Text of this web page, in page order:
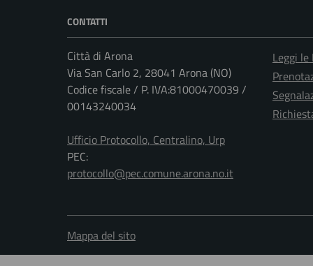
CONTATTI
Città di Arona
Via San Carlo 2, 28041 Arona (NO)
Codice fiscale / P. IVA:81000470039 /
00143240034
Ufficio Protocollo, Centralino, Urp
PEC:
protocollo@pec.comune.arona.no.it
Leggi le
Mappa del sito